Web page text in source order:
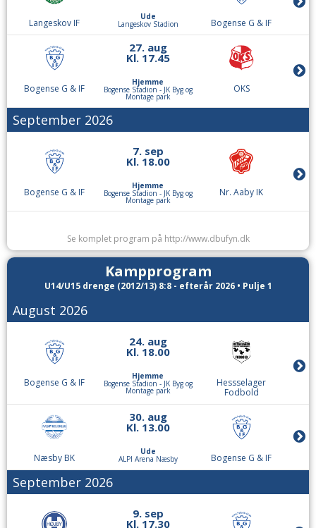
Langeskov IF
Ude
Langeskov Stadion Bogense G & IF
Bogense G & IF
27. aug
Kl. 17.45
Hjemme
Bogense Stadion - JK Byg og
Montage park
OKS
September 2026
Bogense G & IF
7. sep
Kl. 18.00
Hjemme
Bogense Stadion - JK Byg og
Montage park
Nr. Aaby IK
Kl. 18.00
Ude
Bogense G & IF Bogense Stadion - JK Byg og
Montage park
Aarslev BK
Dalum IF
19. sep
Kl. 13.00
Ude
Dalum Stadion Bogense G & IF
Bogense G & IF
Kl. 18.00
Hjemme
Bogense Stadion - JK Byg og
Oktober 2026
Se komplet program på http://www.dbufyn.dk
Kampprogram
U14/U15 drenge (2012/13) 8:8 - efterår 2026 • Pulje 1
August 2026
Bogense G & IF
24. aug
Kl. 18.00
Hjemme
Bogense Stadion - JK Byg og
Montage park
Hessselager
Fodbold
Næsby BK
30. aug
Kl. 13.00
Ude
ALPI Arena Næsby Bogense G & IF
September 2026
9. sep
Kl. 17.30